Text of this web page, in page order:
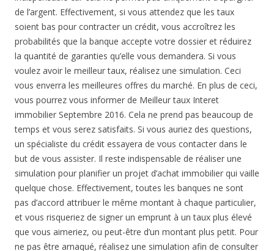
de l’argent. Effectivement, si vous attendez que les taux
soient bas pour contracter un crédit, vous accroîtrez les
probabilités que la banque accepte votre dossier et réduirez
la quantité de garanties qu’elle vous demandera. Si vous
voulez avoir le meilleur taux, réalisez une simulation. Ceci
vous enverra les meilleures offres du marché. En plus de ceci,
vous pourrez vous informer de Meilleur taux Interet
immobilier Septembre 2016. Cela ne prend pas beaucoup de
temps et vous serez satisfaits. Si vous auriez des questions,
un spécialiste du crédit essayera de vous contacter dans le
but de vous assister. Il reste indispensable de réaliser une
simulation pour planifier un projet d’achat immobilier qui vaille
quelque chose. Effectivement, toutes les banques ne sont
pas d’accord attribuer le même montant à chaque particulier,
et vous risqueriez de signer un emprunt à un taux plus élevé
que vous aimeriez, ou peut-être d’un montant plus petit. Pour
ne pas être arnaqué, réalisez une simulation afin de consulter